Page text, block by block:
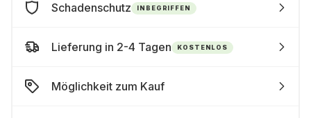
Schadenschutz INBEGRIFFEN
Lieferung in 2-4 Tagen KOSTENLOS
Möglichkeit zum Kauf